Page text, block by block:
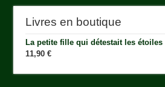
Livres en boutique
La petite fille qui détestait les étoiles
11,90€